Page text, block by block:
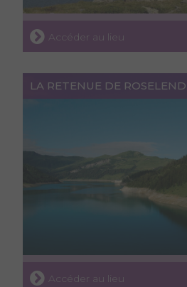
Accéder au lieu
LA RETENUE DE ROSELEND
Accéder au lieu